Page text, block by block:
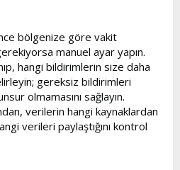
bölgenize göre vakit
manuel ayar yapın.
hangi bildirimlerin size daha
gereksiz bildirimleri
olmamasını sağlayın.
verilerin hangi kaynaklardan
verileri paylaştığını kontrol